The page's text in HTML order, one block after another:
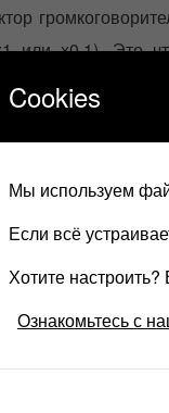
или x0,1). Это
повторить и
к
m-510
Стремление
исходит из
1_Grand Scepter
Cookies
Мы используем
Если всё
Хотите
Ознакомьтесь с